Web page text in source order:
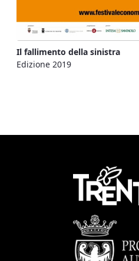
Il fallimento della sinistra
Edizione 2019